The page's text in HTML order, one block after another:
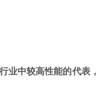
业中较高性能的代表